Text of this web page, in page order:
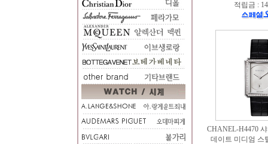
적립금 :
CHANEL-H4470
데이트 미디엄 스